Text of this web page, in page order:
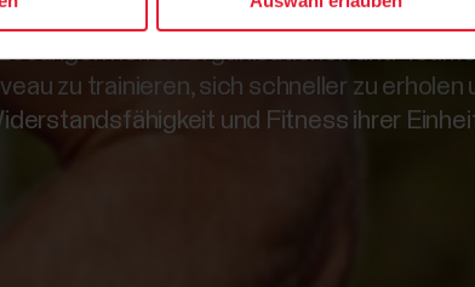
helfen Organisationen und
zu trainieren, sich schneller zu
und Fitness ihrer